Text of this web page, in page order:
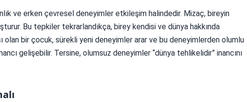
ve erken çevresel deneyimler etkileşim halindedir. Mizaç, bireyin
Bu tepkiler tekrarlandıkça, birey kendisi ve dünya hakkında
olan bir çocuk, sürekli yeni deneyimler arar ve bu deneyimlerden olumlu
gelişebilir. Tersine, olumsuz deneyimler “dünya tehlikelidir” inancını